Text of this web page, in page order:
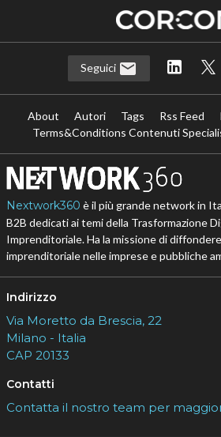
Seguici
About Autori Tags Rss Feed
Terms&Conditions Contenuti
Nextwork360 è il più grande network in
B2B dedicati ai temi della Trasformazione
Imprenditoriale. Ha la missione di
imprenditoriale nelle imprese e pubbliche
Indirizzo
Via Moretto da Brescia, 22
Milano - Italia
CAP 20133
Contatti
Contatta il nostro team per